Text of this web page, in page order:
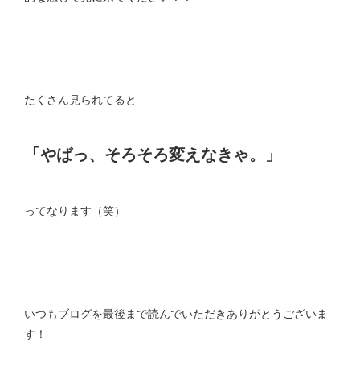
たくさん見られてると
「やばっ、そろそろ変えなきゃ。」
ってなります（笑）
いつもブログを最後まで読んでいただきありがとうございま
す！